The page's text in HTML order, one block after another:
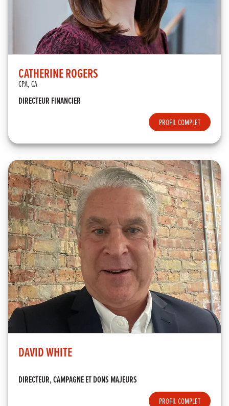
CATHERINE ROGERS
CPA, CA
DIRECTEUR FINANCIER
PROFIL COMPLET
DAVID WHITE
DIRECTEUR, CAMPAGNE ET DONS MAJEURS
PROFIL COMPLET